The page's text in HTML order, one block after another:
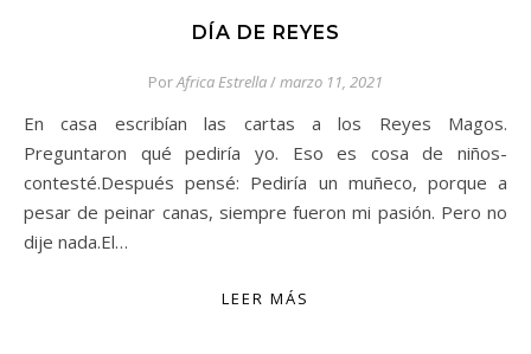
DÍA DE REYES
PorAfrica Estrella/marzo 11, 2021
En casa escribían las cartas a los Reyes Magos.
Preguntaron qué pediría yo. Eso es cosa de niños-
contesté.Después pensé: Pediría un muñeco, porque a
pesar de peinar canas, siempre fueron mi pasión. Pero no
dije nada.El…
LEER MÁS